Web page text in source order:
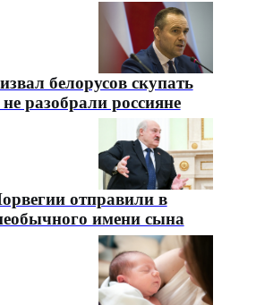
белорусов скупать
разобрали россияне
отправили в
имени сына